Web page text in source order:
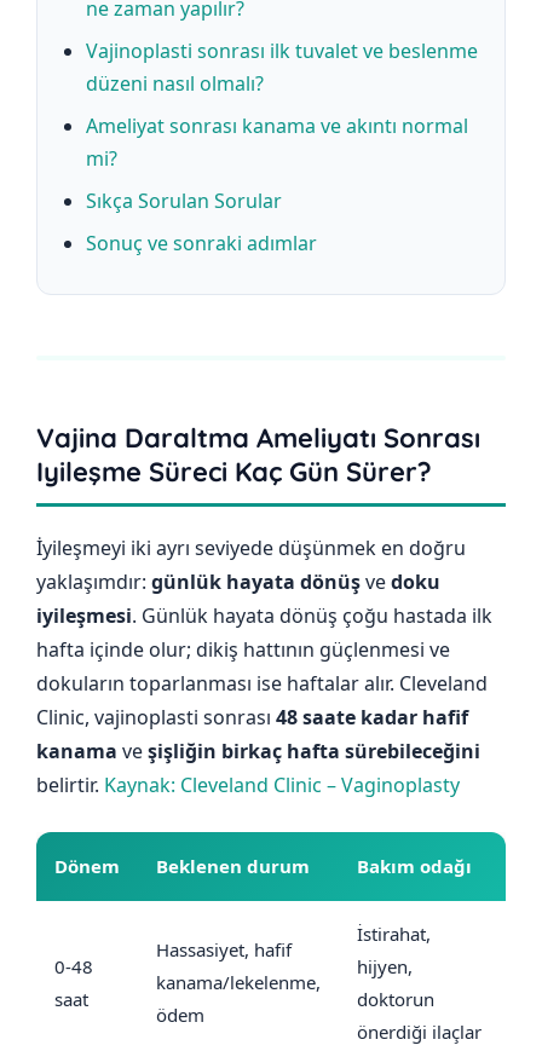
ne zaman yapılır?
Vajinoplasti sonrası ilk tuvalet ve beslenme
düzeni nasıl olmalı?
Ameliyat sonrası kanama ve akıntı normal
mi?
Sıkça Sorulan Sorular
Sonuç ve sonraki adımlar
Vajina Daraltma Ameliyatı Sonrası
Iyileşme Süreci Kaç Gün Sürer?
İyileşmeyi iki ayrı seviyede düşünmek en doğru
yaklaşımdır: günlük hayata dönüşvedoku
iyileşmesi. Günlük hayata dönüş çoğu hastada ilk
hafta içinde olur; dikiş hattının güçlenmesi ve
dokuların toparlanması ise haftalar alır. Cleveland
Clinic, vajinoplasti sonrası 48 saate kadar hafif
kanama veşişliğin birkaç hafta sürebileceğini
belirtir. Kaynak: Cleveland Clinic – Vaginoplasty
Dönem Beklenen durum Bakım odağı
0-48
saat
Hassasiyet, hafif
kanama/lekelenme,
ödem
İstirahat,
hijyen,
doktorun
önerdiği ilaçlar